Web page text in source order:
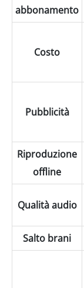
abbonamento
Costo
Pubblicità
Riproduzione
offline
Qualità audio
Salto brani